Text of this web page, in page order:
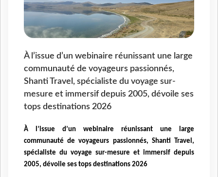
À l’issue d’un webinaire réunissant une large
communauté de voyageurs passionnés,
Shanti Travel, spécialiste du voyage sur-
mesure et immersif depuis 2005, dévoile ses
tops destinations 2026
À l’issue d’un webinaire réunissant une large
communauté de voyageurs passionnés, Shanti Travel,
spécialiste du voyage sur-mesure et immersif depuis
2005, dévoile ses tops destinations 2026